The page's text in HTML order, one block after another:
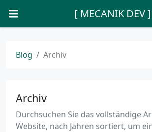
[ MECANIK DEV ]
Blog Archiv
Archiv
Durchsuchen Sie das vollständige
Website, nach Jahren sortiert, um